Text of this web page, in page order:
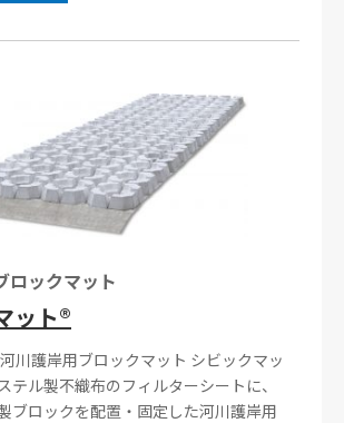
ロックマット
ット®
川護岸用ブロックマット シビックマッ
テル製不織布のフィルターシートに、
ブロックを配置・固定した河川護岸用